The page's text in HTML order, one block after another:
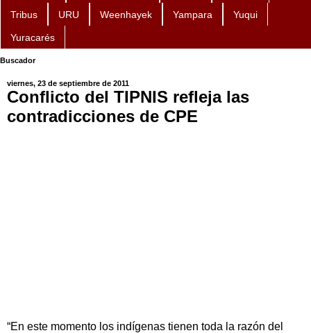
Tribus URU Weenhayek Yampara Yuqui
Yuracarés
Buscador
viernes, 23 de septiembre de 2011
Conflicto del TIPNIS refleja las
contradicciones de CPE
“En este momento los indígenas tienen toda la razón del